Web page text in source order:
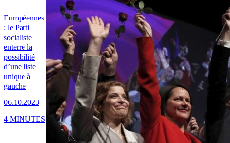
Européennes
: le Parti
socialiste
enterre la
possibilité
d’une liste
unique à
gauche
06.10.2023
4 MINUTES